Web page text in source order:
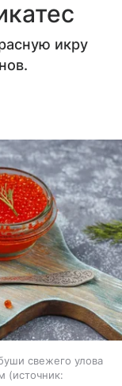
икру
свежего улова
источник: